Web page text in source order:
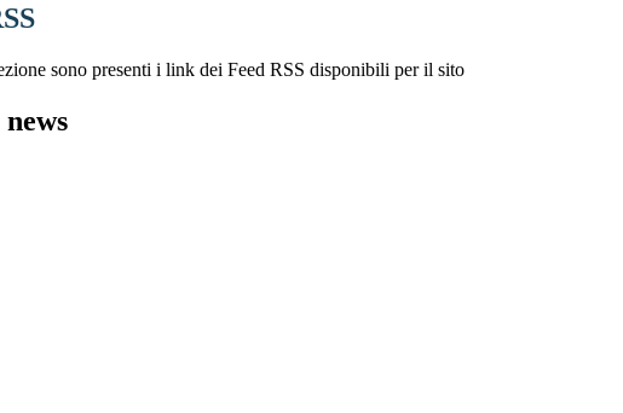
sono presenti i link dei Feed RSS disponibili per il sito